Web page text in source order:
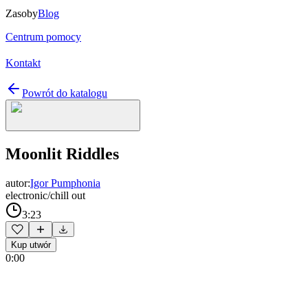
ZasobyBlog
Centrum pomocy
Kontakt
Powrót do katalogu
Moonlit Riddles
autor:Igor Pumphonia
electronic/chill out
3:23
Kup utwór
0:00